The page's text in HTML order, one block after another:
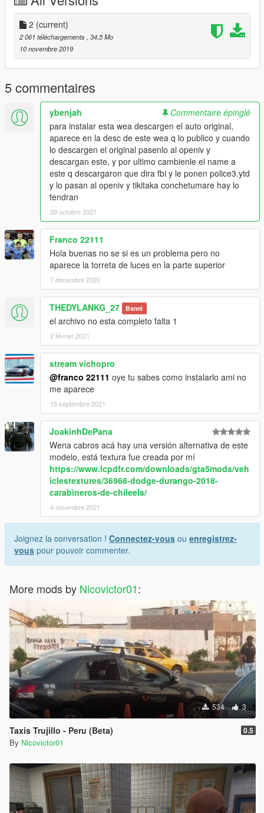
up.
Install in :
GrandTheftAutoV\mods\update\x64\dlcpacks\patchday2ng\dlc.r
pf\x64\levels\gta5\vehicles.rpf\
2 (current)
2 061 téléchargements, 34,5 Mo
10 novembre 2019
5 commentaires
ybenjah
Commentaire épinglé
para instalar esta wea descargen el auto original,
aparece en la desc de este wea q lo publico y cuando
lo descargen el original pasenlo al openiv y
descargan este, y por ultimo cambienle el name a
este q descargaron que dira fbi y le ponen police3.ytd
y lo pasan al openiv y tikitaka conchetumare hay lo
tendran
29 octobre 2021
Franco 22111
Hola buenas no se si es un problema pero no
aparece la torreta de luces en la parte superior
7 décembre 2020
THEDYLANKG_27 Banni
el archivo no esta completo falta 1
2 février 2021
stream vichopro
@franco 22111 oye tu sabes como instalarlo ami no
me aparece
15 septembre 2021
JoakinhDePana
Wena cabros acá hay una versión alternativa de este
modelo, está textura fue creada por mí
https://www.lcpdfr.com/downloads/gta5mods/veh
iclestextures/36968-dodge-durango-2018-
carabineros-de-chileels/
4 novembre 2021
Joignez la conversation ! Connectez-vous ou enregistrez-
vous pour pouvoir commenter.
More mods by Nicovictor01:
534 3
Taxis Trujillo - Peru (Beta) 0.5
By Nicovictor01